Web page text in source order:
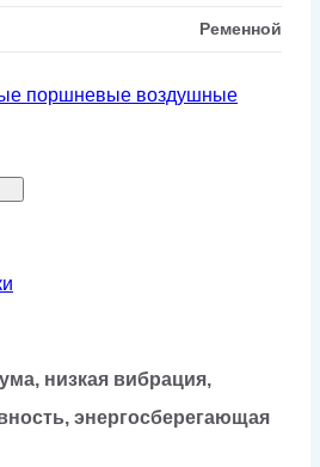
Ременной
поршневые воздушные
низкая вибрация,
энергосберегающая